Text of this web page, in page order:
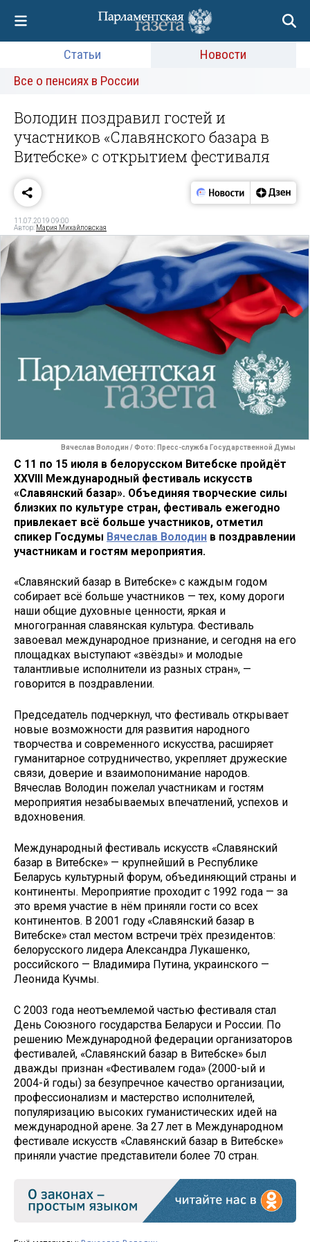
Статьи
Новости
Все о пенсиях в России
Володин поздравил гостей и
участников «Славянского базара в
Витебске» с открытием фестиваля
11.07.2019 09:00
Автор: Мария Михайловская
Вячеслав Володин / Фото: Пресс-служба Государственной Думы
С 11 по 15 июля в белорусском Витебске пройдёт
XXVIII Международный фестиваль искусств
«Славянский базар». Объединяя творческие силы
близких по культуре стран, фестиваль ежегодно
привлекает всё больше участников, отметил
спикер Госдумы Вячеслав Володин в поздравлении
участникам и гостям мероприятия.
«Славянский базар в Витебске» с каждым годом
собирает всё больше участников — тех, кому дороги
наши общие духовные ценности, яркая и
многогранная славянская культура. Фестиваль
завоевал международное признание, и сегодня на его
площадках выступают «звёзды» и молодые
талантливые исполнители из разных стран», —
говорится в поздравлении.
Председатель подчеркнул, что фестиваль открывает
новые возможности для развития народного
творчества и современного искусства, расширяет
гуманитарное сотрудничество, укрепляет дружеские
связи, доверие и взаимопонимание народов.
Вячеслав Володин пожелал участникам и гостям
мероприятия незабываемых впечатлений, успехов и
вдохновения.
Международный фестиваль искусств «Славянский
базар в Витебске» — крупнейший в Республике
Беларусь культурный форум, объединяющий страны и
континенты. Мероприятие проходит с 1992 года — за
это время участие в нём приняли гости со всех
континентов. В 2001 году «Славянский базар в
Витебске» стал местом встречи трёх президентов:
белорусского лидера Александра Лукашенко,
российского — Владимира Путина, украинского —
Леонида Кучмы.
С 2003 года неотъемлемой частью фестиваля стал
День Союзного государства Беларуси и России. По
решению Международной федерации организаторов
фестивалей, «Славянский базар в Витебске» был
дважды признан «Фестивалем года» (2000-ый и
2004-й годы) за безупречное качество организации,
профессионализм и мастерство исполнителей,
популяризацию высоких гуманистических идей на
международной арене. За 27 лет в Международном
фестивале искусств «Славянский базар в Витебске»
приняли участие представители более 70 стран.